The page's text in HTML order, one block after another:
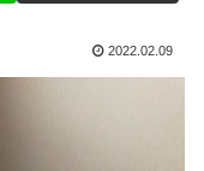
2022.02.09